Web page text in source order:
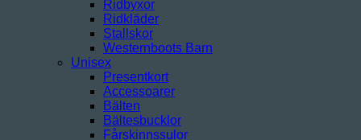
Ridbyxor
Ridkläder
Stallskor
Westernboots Barn
Unisex
Presentkort
Accessoarer
Bälten
Bältesbucklor
Fårskinnssulor